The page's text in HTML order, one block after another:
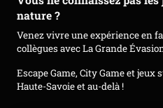
nature ?
Venez vivre une expérience en
collègues avec La Grande
Escape Game, City Game et jeux
Haute-Savoie et au-delà !